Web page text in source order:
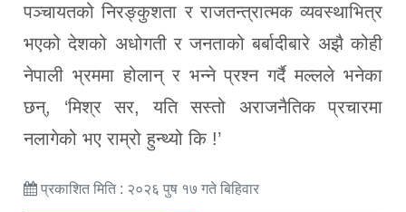
पञ्चायतको निरङ्कुशता र राजतन्त्रात्मक व्यवस्थाभित्र
भएको देशको अधोगती र जनताको बर्बादीबारे अझै कोही
नेपाली भ्रममा होलान् र भन्ने प्रश्न गर्दै मल्लले भनेका
छन्, ‘मिश्र सर, यति सस्तो अराजनैतिक प्रचारमा
नलागेको भए राम्रो हुन्थ्यो कि !’
प्रकाशित मिति : २०२६ पुष १७ गते बिहिवार